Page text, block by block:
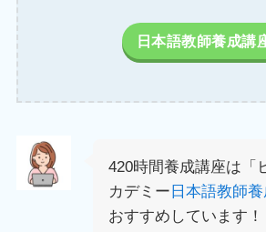
日本語教師養成講
420時間養成講座は「
カデミー 日本語教師
おすすめしています！